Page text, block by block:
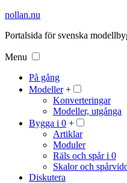
nollan.nu
Portalsida för svenska
Menu
På gång
Modeller +
Konverteringar
Modeller, utgånga
Bygga i 0 +
Artiklar
Moduler
Räls och spår i 0
Skalor och
Diskutera